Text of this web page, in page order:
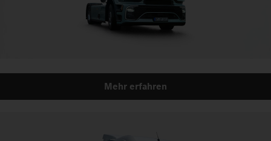
Mehr erfahren